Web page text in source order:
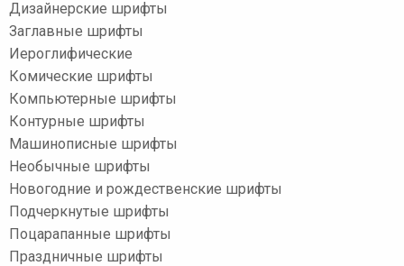
Дизайнерские шрифты
Заглавные шрифты
Иероглифические
Комические шрифты
Компьютерные шрифты
Контурные шрифты
Машинописные шрифты
Необычные шрифты
Новогодние и рождественские шрифты
Подчеркнутые шрифты
Поцарапанные шрифты
Праздничные шрифты